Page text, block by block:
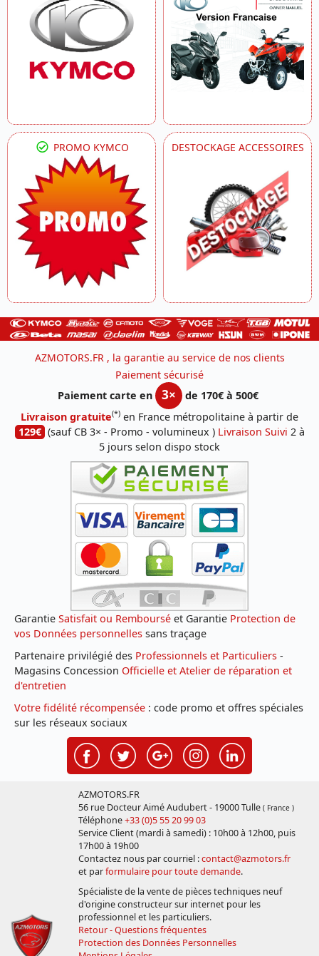
PROMO KYMCO DESTOCKAGE ACCESSOIRES
AZMOTORS.FR , la garantie au service de nos clients
Paiement sécurisé
Paiement carte en
3×
de 170€ à 500€
Livraison gratuite(*) en France métropolitaine à partir de
129€ (sauf CB 3× - Promo - volumineux ) Livraison Suivi 2 à
5 jours selon dispo stock
Garantie Satisfait ou Remboursé et Garantie Protection de
vos Données personnelles sans traçage
Partenaire privilégié des Professionnels et Particuliers -
Magasins Concession Officielle et Atelier de réparation et
d'entretien
Votre fidélité récompensée : code promo et offres spéciales
sur les réseaux sociaux
AZMOTORS.FR
56 rue Docteur Aimé Audubert - 19000 Tulle ( France )
Téléphone+33 (0)5 55 20 99 03
Service Client (mardi à samedi) : 10h00 à 12h00, puis
17h00 à 19h00
Contactez nous par courriel :contact@azmotors.fr
et parformulaire pour toute demande.
Spécialiste de la vente de pièces techniques neuf
d'origine constructeur sur internet pour les
professionnel et les particuliers.
Retour - Questions fréquentes
Protection des Données Personnelles